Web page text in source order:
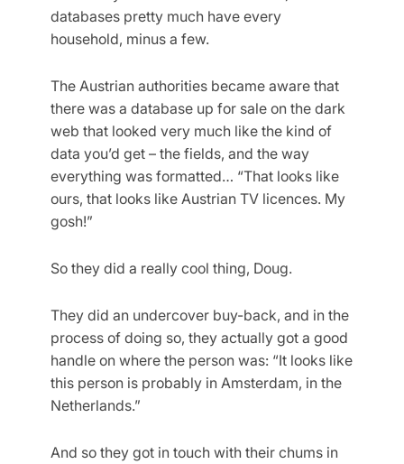
databases pretty much have every
household, minus a few.
The Austrian authorities became aware that
there was a database up for sale on the dark
web that looked very much like the kind of
data you’d get – the fields, and the way
everything was formatted… “That looks like
ours, that looks like Austrian TV licences. My
gosh!”
So they did a really cool thing, Doug.
They did an undercover buy-back, and in the
process of doing so, they actually got a good
handle on where the person was: “It looks like
this person is probably in Amsterdam, in the
Netherlands.”
And so they got in touch with their chums in